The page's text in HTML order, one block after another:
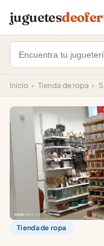
juguetes
Inicio › Tienda de ropa ›
Tienda de ropa